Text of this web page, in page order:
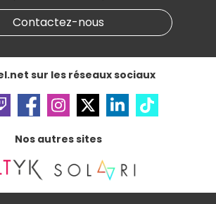
conforme
Contactez-nous
sur les réseaux sociaux
Nos autres sites